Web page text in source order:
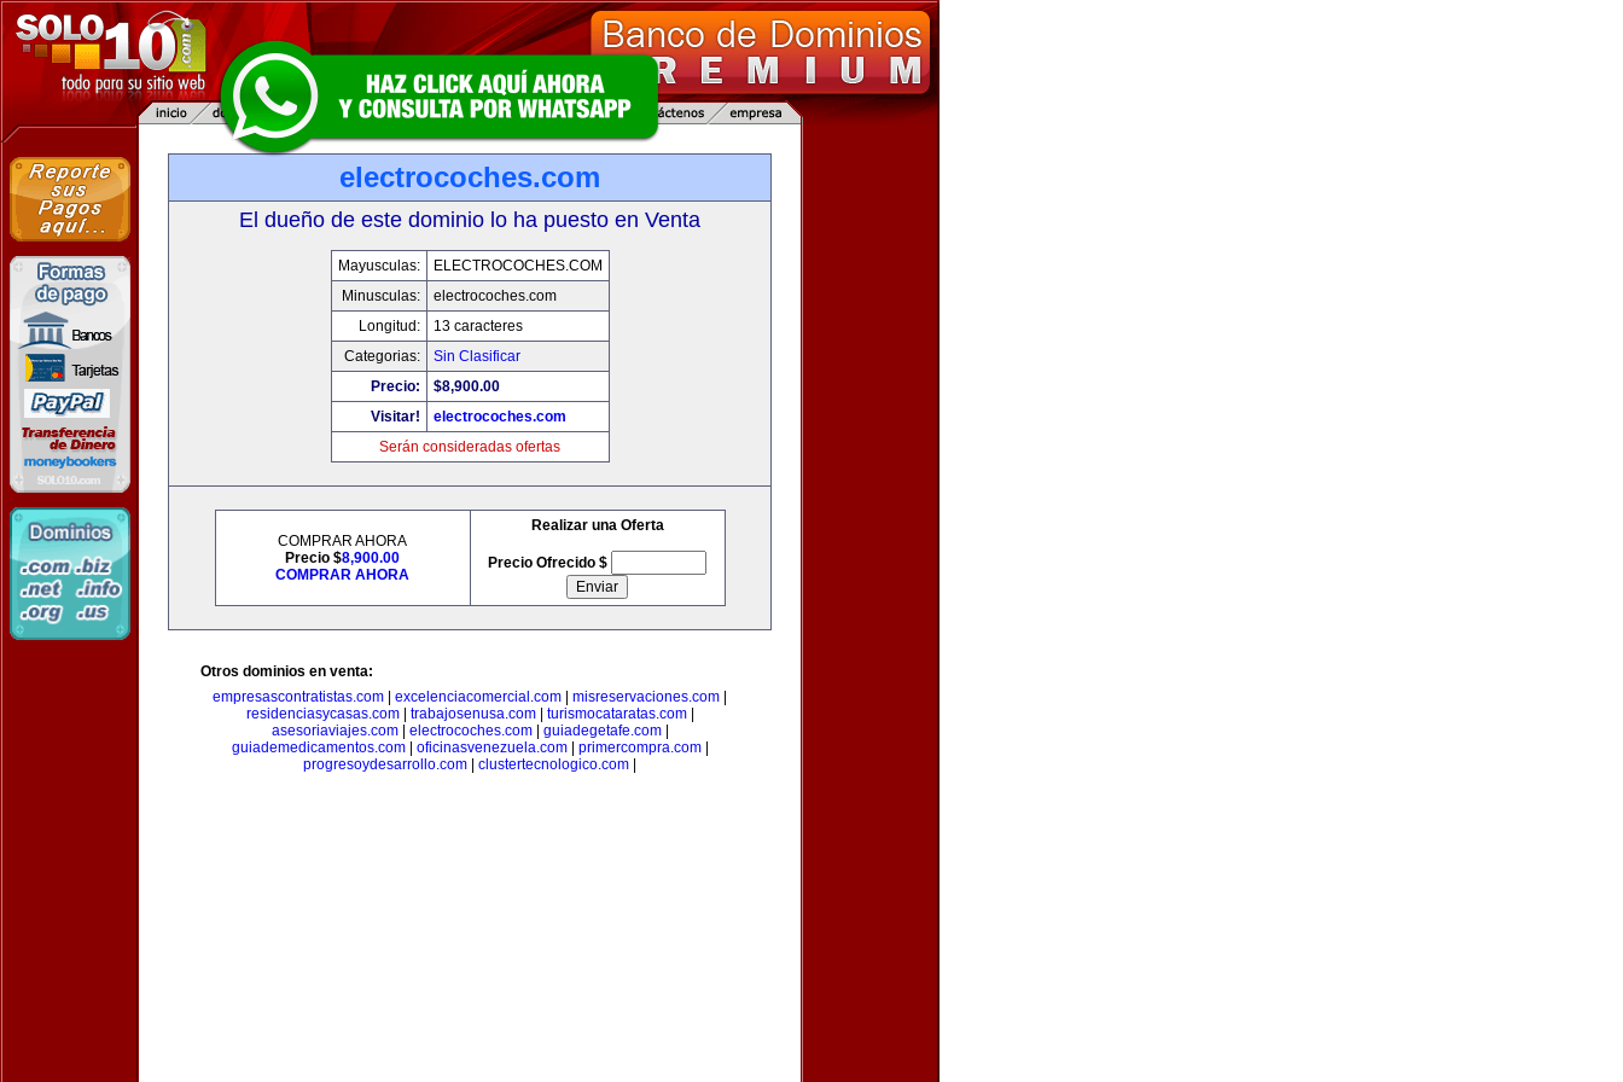
electrocoches.com
El dueño de este dominio lo ha puesto en Venta
Mayusculas:
ELECTROCOCHES.COM
Minusculas:
electrocoches.com
Longitud:
13 caracteres
Categorias:
Sin Clasificar
Precio:
$8,900.00
Visitar!
electrocoches.com
Serán consideradas ofertas
COMPRAR AHORA
Precio $8,900.00
COMPRAR AHORA
Realizar una Oferta
Precio Ofrecido $
Otros dominios en venta:
empresascontratistas.com
excelenciacomercial.com misreservaciones.com
residenciasycasas.com| trabajosenusa.com| turismocataratas.com|
asesoriaviajes.com| electrocoches.com| guiadegetafe.com|
guiademedicamentos.com| oficinasvenezuela.com| primercompra.com|
progresoydesarrollo.com
clustertecnologico.com